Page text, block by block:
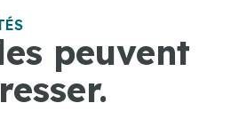
peuvent